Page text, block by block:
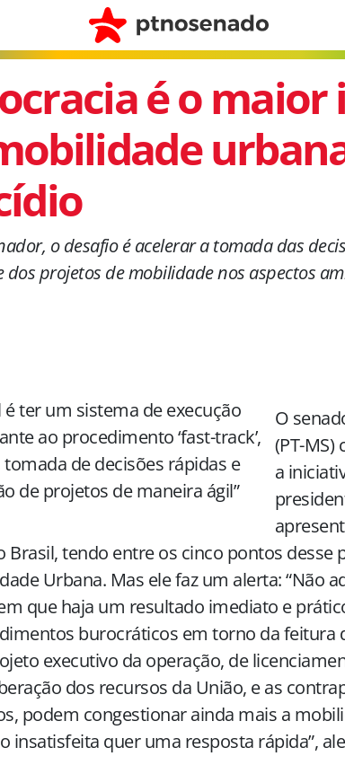
é o
o desafio é acelerar a tomada das
dos projetos de mobilidade nos aspectos
é ter um sistema de execução
ao procedimento ‘fast-track’,
tomada de decisões rápidas e
de projetos de maneira ágil”
O
(PT-
a
Brasil, tendo entre os cinco pontos desse
Urbana. Mas ele faz um alerta: “Não
que haja um resultado imediato e
burocráticos em torno da feitura
executivo da operação, de
dos recursos da União, e as
podem congestionar ainda mais a
insatisfeita quer uma resposta rápida”,